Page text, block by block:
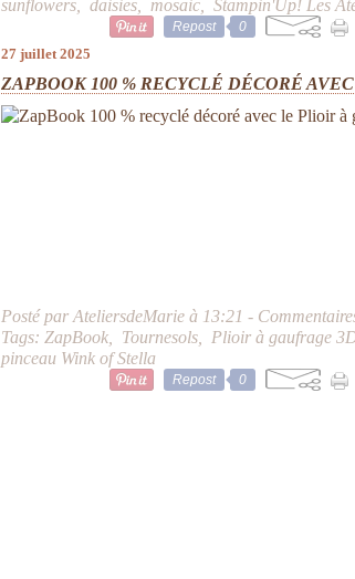
sunflowers ,daisies mosaic ,Stampin'Up! Les
Repost 0
27 juillet 2025
ZAPBOOK 100 % RECYCLÉ DÉCORÉ
Posté par AteliersdeMarie à 13:21 -
Tags: ZapBook Tournesols Plioir à gaufrage
pinceau Wink of Stella
Repost 0